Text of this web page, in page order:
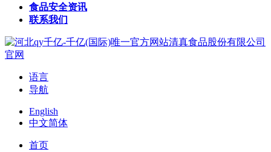
食品安全资讯
联系我们
语言
导航
English
中文简体
首页